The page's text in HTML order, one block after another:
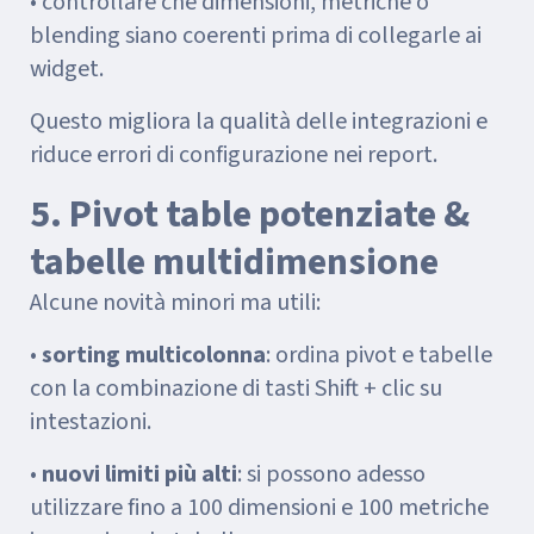
blending siano coerenti prima di collegarle ai
widget.
Questo migliora la qualità delle integrazioni e
riduce errori di configurazione nei report.
5. Pivot table potenziate &
tabelle multidimensione
Alcune novità minori ma utili:
•sorting multicolonna: ordina pivot e tabelle
con la combinazione di tasti Shift + clic su
intestazioni.
• nuovi limiti più alti: si possono adesso
utilizzare fino a 100 dimensioni e 100 metriche